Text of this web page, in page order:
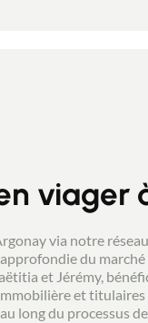
viager
via notre
du
et Jérémy,
et
long du processus